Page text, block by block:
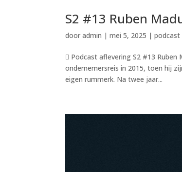
S2 #13 Ruben
dooradmin |mei 5, 2025 |podcast
 Podcast aflevering S2 #13
ondernemersreis in 2015, toen hij
eigen rummerk. Na twee jaar...